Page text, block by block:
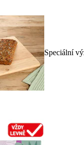
Speciální